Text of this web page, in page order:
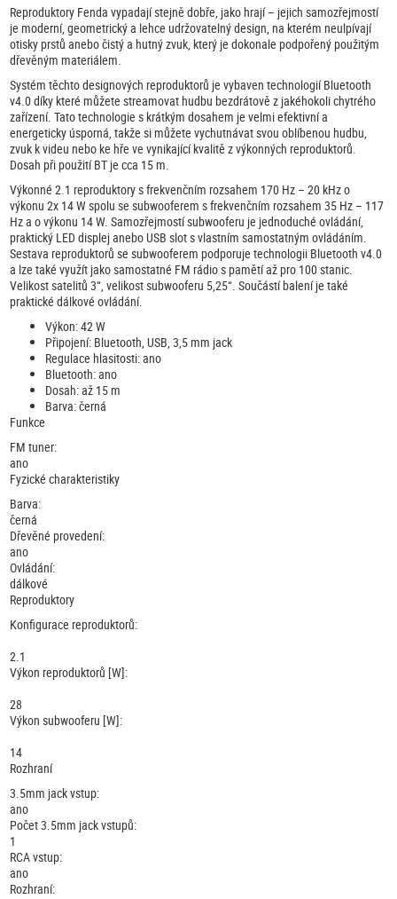
Reproduktory Fenda vypadají stejně dobře, jako hrají – jejich samozřejmostí
je moderní, geometrický a lehce udržovatelný design, na kterém neulpívají
otisky prstů anebo čistý a hutný zvuk, který je dokonale podpořený použitým
dřevěným materiálem.
Systém těchto designových reproduktorů je vybaven technologií Bluetooth
v4.0 díky které můžete streamovat hudbu bezdrátově z jakéhokoli chytrého
zařízení. Tato technologie s krátkým dosahem je velmi efektivní a
energeticky úsporná, takže si můžete vychutnávat svou oblíbenou hudbu,
zvuk k videu nebo ke hře ve vynikající kvalitě z výkonných reproduktorů.
Dosah při použití BT je cca 15 m.
Výkonné 2.1 reproduktory s frekvenčním rozsahem 170 Hz – 20 kHz o
výkonu 2x 14 W spolu se subwooferem s frekvenčním rozsahem 35 Hz – 117
Hz a o výkonu 14 W. Samozřejmostí subwooferu je jednoduché ovládání,
praktický LED displej anebo USB slot s vlastním samostatným ovládáním.
Sestava reproduktorů se subwooferem podporuje technologii Bluetooth v4.0
a lze také využít jako samostatné FM rádio s pamětí až pro 100 stanic.
Velikost satelitů 3“, velikost subwooferu 5,25“. Součástí balení je také
praktické dálkové ovládání.
Výkon: 42 W
Připojení: Bluetooth, USB, 3,5 mm jack
Regulace hlasitosti: ano
Bluetooth: ano
Dosah: až 15 m
Barva: černá
Funkce
FM tuner:
ano
Fyzické charakteristiky
Barva:
černá
Dřevěné provedení:
ano
Ovládání:
dálkové
Reproduktory
Konfigurace reproduktorů:
2.1
Výkon reproduktorů [W]:
28
Výkon subwooferu [W]:
14
Rozhraní
3.5mm jack vstup:
ano
Počet 3.5mm jack vstupů:
1
RCA vstup:
ano
Rozhraní: